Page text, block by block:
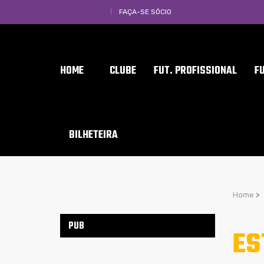
FAÇA-SE SÓCIO
HOME CLUBE FUT. PROFISSIONAL
BILHETEIRA
Home >
PUB